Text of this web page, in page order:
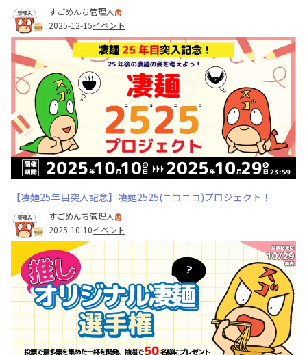
すごめんち管理人
2025-12-15イベント
【凄麺25年目突入記念】凄麺2525(ニコニコ)プロジェクト！
すごめんち管理人
2025-10-10イベント